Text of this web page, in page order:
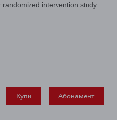
intervention study
Купи Абонамент